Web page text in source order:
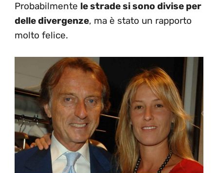
Probabilmente le strade si sono divise per
delle divergenze, ma è stato un rapporto
molto felice.